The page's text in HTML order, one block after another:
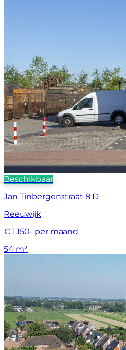
Beschikbaar
Jan Tinbergenstraat 8 D
Reeuwijk
€ 1.150- per maand
54 m²